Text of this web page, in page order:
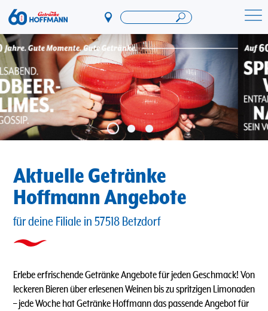
Direkt
zum
Inhalt
Startseite Getränke Hoffmann
Aktuelle Getränke
Hoffmann Angebote
für deine Filiale in 57518 Betzdorf
Erlebe erfrischende Getränke Angebote für jeden Geschmack! Von
leckeren Bieren über erlesenen Weinen bis zu spritzigen Limonaden
–jede Woche hat Getränke Hoffmann das passende Angebot für